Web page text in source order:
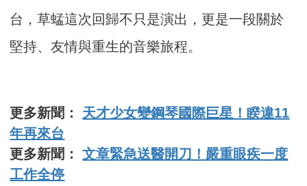
台，草蜢這次回歸不只是演出，更是一段關於
堅持、友情與重生的音樂旅程。
更多新聞： 天才少女變鋼琴國際巨星！睽違11
年再來台
更多新聞：文章緊急送醫開刀！嚴重眼疾一度
工作全停